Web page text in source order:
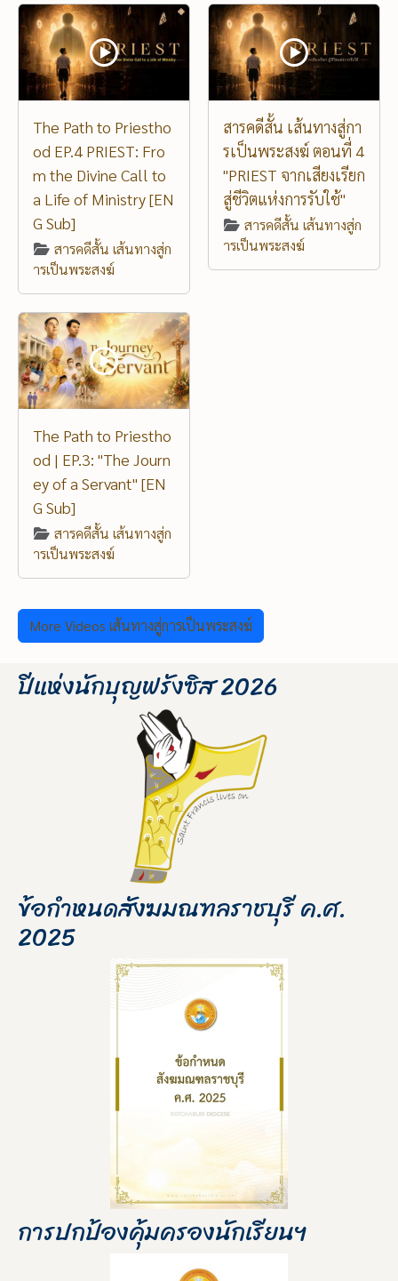
The Path to Priestho
od EP.4 PRIEST: Fro
m the Divine Call to
a Life of Ministry [EN
G Sub]
สารคดีสั้น เส้นทางสู่ก
ารเป็นพระสงฆ์
สารคดีสั้น เส้นทางสู่กา
รเป็นพระสงฆ์ ตอนที่ 4
"PRIEST จากเสียงเรียก
สู่ชีวิตแห่งการรับใช้"
สารคดีสั้น เส้นทางสู่ก
ารเป็นพระสงฆ์
The Path to Priestho
od | EP.3: "The Journ
ey of a Servant" [EN
G Sub]
สารคดีสั้น เส้นทางสู่ก
ารเป็นพระสงฆ์
More Videos เส้นทางสู่การเป็นพระสงฆ์
ปีแห่งนักบุญฟรังซิส 2026
ข้อกำหนดสังฆมณฑลราชบุรี ค.ศ.
2025
การปกป้องคุ้มครองนักเรียนฯ